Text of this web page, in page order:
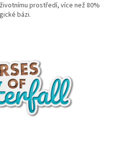
prostředí, více než 80%
bázi.